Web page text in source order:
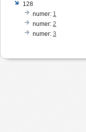
128
numer: 1
numer: 2
numer: 3